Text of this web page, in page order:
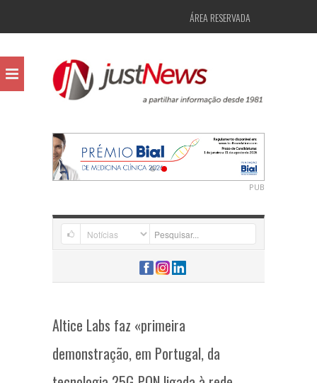
ÁREA RESERVADA
PUB
Altice Labs faz «primeira
demonstração, em Portugal, da